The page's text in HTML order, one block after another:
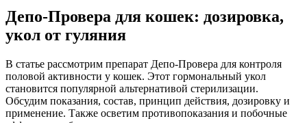
Депо-Провера для кошек: дозировка,
укол от гуляния
В статье рассмотрим препарат Депо-Провера для контроля
половой активности у кошек. Этот гормональный укол
становится популярной альтернативой стерилизации.
Обсудим показания, состав, принцип действия, дозировку и
применение. Также осветим противопоказания и побочные